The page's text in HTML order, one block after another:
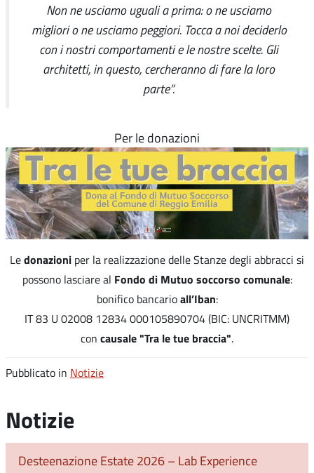
Non ne usciamo uguali a prima: o ne usciamo
migliori o ne usciamo peggiori. Tocca a noi deciderlo
con i nostri comportamenti e le nostre scelte. Gli
architetti, in questo, cercheranno di fare la loro
parte”.
Per le donazioni
Ledonazioni per la realizzazione delle Stanze degli abbracci si
possono lasciare al Fondo di Mutuo soccorso comunale:
bonifico bancarioall’Iban:
IT 83 U 02008 12834 000105890704 (BIC: UNCRITMM)
con causale "Tra le tue braccia".
Pubblicato in Notizie
Notizie
Desteenazione Estate 2026 – Lab Experience